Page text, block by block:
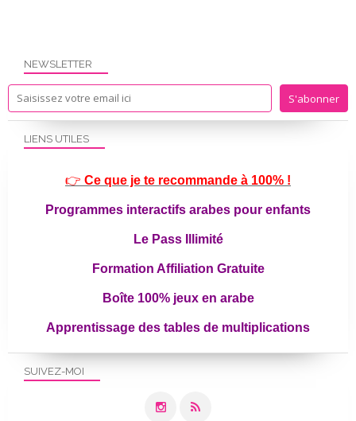
NEWSLETTER
SUIVEZ-MOI
LIENS UTILES
👉 Ce que je te recommande à 100% !
Programmes interactifs arabes pour enfants
Le Pass Illimité
Formation Affiliation Gratuite
Boîte 100% jeux en arabe
Apprentissage des tables de multiplications